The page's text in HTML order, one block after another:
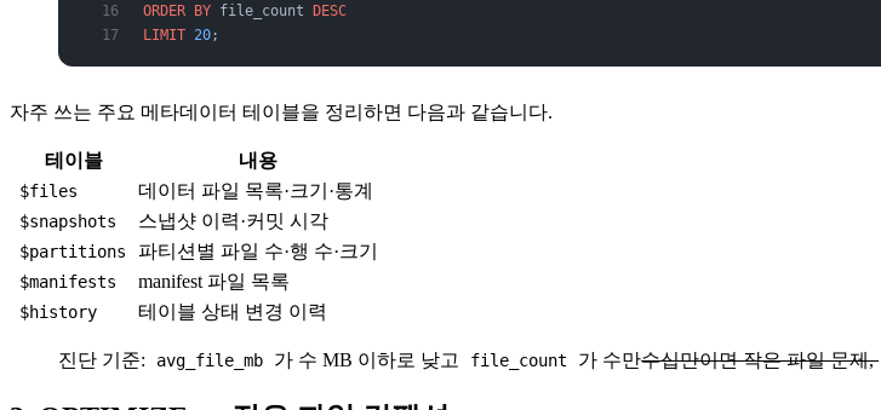
ORDER BY file_count DESC
LIMIT 20 ;
자주 쓰는 주요 메타데이터 테이블을 정리하면 다음과 같습니다.
테이블 내용
$files 데이터 파일 목록·크기·통계
$snapshots 스냅샷 이력·커밋 시각
$partitions 파티션별 파일 수·행 수·크기
$manifests manifest 파일 목록
$history 테이블 상태 변경 이력
진단 기준: avg_file_mb 가 수 MB 이하로 낮고 file_count 가 수만수십만이면 작은 파일 문제,